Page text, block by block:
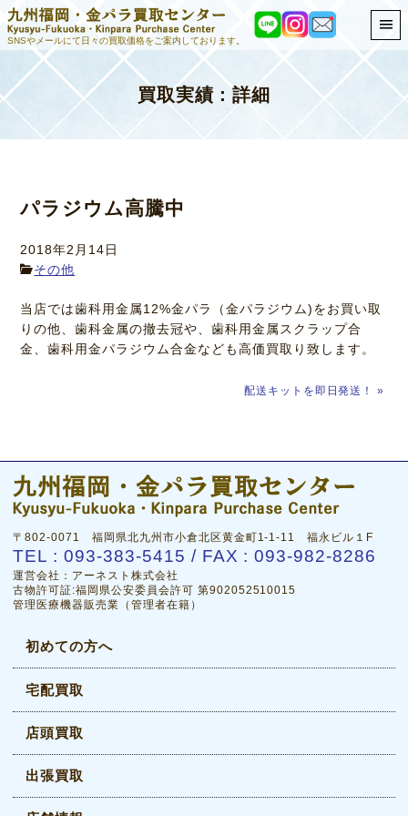
SNSやメールにて日々の買取価格をご案内しております。
買取実績：詳細
パラジウム高騰中
2018年2月14日
その他
当店では歯科用金属12%金パラ（金パラジウム)をお買い取
りの他、歯科金属の撤去冠や、歯科用金属スクラップ合
金、歯科用金パラジウム合金なども高価買取り致します。
配送キットを即日発送！ »
〒802-0071 福岡県北九州市小倉北区黄金町1-1-11 福永ビル１F
TEL : 093-383-5415 / FAX : 093-982-8286
運営会社：アーネスト株式会社
古物許可証:福岡県公安委員会許可 第902052510015
管理医療機器販売業（管理者在籍）
初めての方へ
宅配買取
店頭買取
出張買取